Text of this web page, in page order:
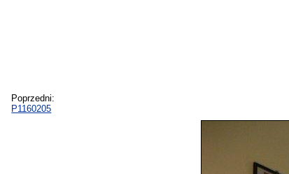
Poprzedni:
P1160205